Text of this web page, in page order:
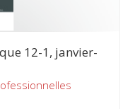
12-1, janvier-